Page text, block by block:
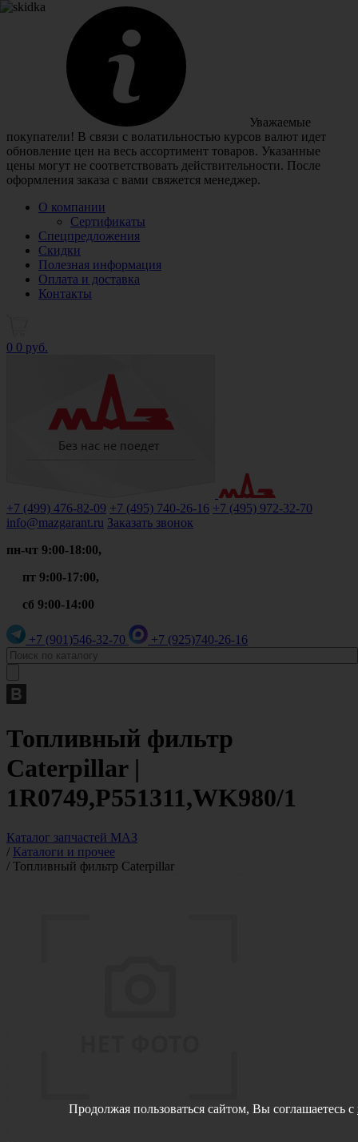
Уважаемые
покупатели! В связи с волатильностью курсов валют идет
обновление цен на весь ассортимент товаров. Указанные
цены могут не соответствовать действительности. После
оформления заказа с вами свяжется менеджер.
О компании
Сертификаты
Спецпредложения
Скидки
Полезная информация
Оплата и доставка
Контакты
0 0 руб.
+7 (499) 476-82-09 +7 (495) 740-26-16 +7 (495) 972-32-70
info@mazgarant.ru Заказать звонок
пн-чт 9:00-18:00,
пт 9:00-17:00,
сб 9:00-14:00
+7 (901)546-32-70 +7 (925)740-26-16
Топливный фильтр
Caterpillar |
1R0749,P551311,WK980/1
Каталог запчастей МАЗ
/ Каталоги и прочее
/ Топливный фильтр Caterpillar
Продолжая пользоваться сайтом, Вы соглашаетесь с